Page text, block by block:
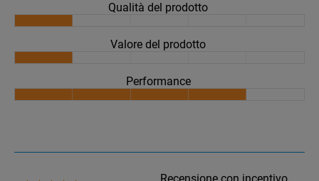
Qualità del prodotto
Valore del prodotto
Performance